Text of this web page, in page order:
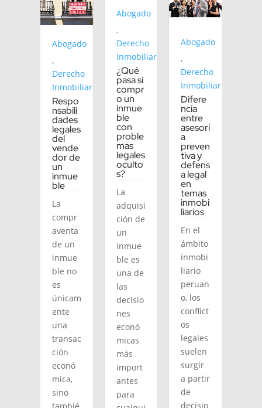
Abogado
,
Derecho
Inmobiliario
Respo
nsabili
dades
legales
del
vende
dor de
un
inmue
ble
La
compr
aventa
de un
inmue
ble no
es
únicam
ente
una
transac
ción
econó
mica,
sino
Abogado
,
Derecho
Inmobiliario
¿Qué
pasa si
compr
o un
inmue
ble
con
proble
mas
legales
oculto
s?
La
adquisi
ción de
un
inmue
ble es
una de
las
decisio
nes
econó
micas
más
import
antes
para
Abogado
,
Derecho
Inmobiliario
Difere
ncia
entre
asesorí
a
preven
tiva y
defens
a legal
en
temas
inmobi
liarios
En el
ámbito
inmobi
liario
peruan
o, los
conflict
os
legales
suelen
surgir
a partir
de
decisio